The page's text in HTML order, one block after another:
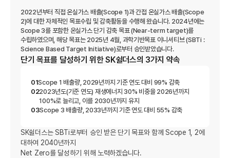
2022년부터 직접 온실가스 배출(Scope 1)과 간접 온실가스 배출(Scope
2)에 대한 자체적인 목표수립 및 감축활동을 수행해 왔습니다. 2024년에는
Scope 3를 포함한 온실가스 단기 감축 목표 (Near-term target)를
수립하였으며, 해당 목표는 2025년 4월, 과학기반목표 이니셔티브 (SBTi :
Science Based Target Initiative)로부터 승인받았습니다.
단기 목표를 달성하기 위한 SK쉴더스의 3가지 약속
01Scope 1 배출량, 2029년까지 기준 연도 대비 99% 감축
022023년도(기준 연도) 재생에너지 30% 비중을 2026년까지
100%로 늘리고, 이를 2030년까지 유지
03Scope 3 배출량, 2033년까지 기준 연도 대비 55% 감축
SK쉴더스는 SBTi로부터 승인 받은 단기 목표와 함께 Scope 1, 2에
대하여 2040년까지
Net Zero를 달성하기 위해 노력하겠습니다.